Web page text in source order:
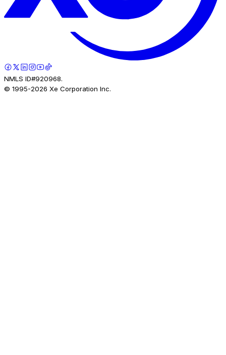
NMLS ID#920968.
© 1995-2026 Xe Corporation Inc.